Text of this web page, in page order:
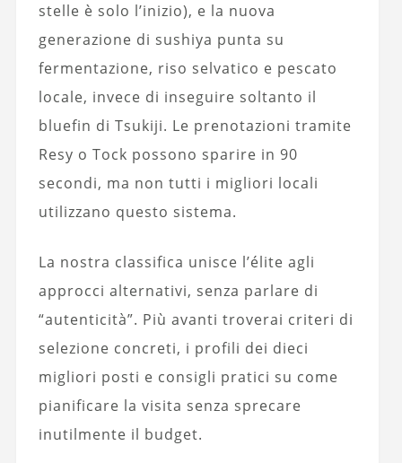
stelle è solo l’inizio), e la nuova
generazione di sushiya punta su
fermentazione, riso selvatico e pescato
locale, invece di inseguire soltanto il
bluefin di Tsukiji. Le prenotazioni tramite
Resy o Tock possono sparire in 90
secondi, ma non tutti i migliori locali
utilizzano questo sistema.
La nostra classifica unisce l’élite agli
approcci alternativi, senza parlare di
“autenticità”. Più avanti troverai criteri di
selezione concreti, i profili dei dieci
migliori posti e consigli pratici su come
pianificare la visita senza sprecare
inutilmente il budget.